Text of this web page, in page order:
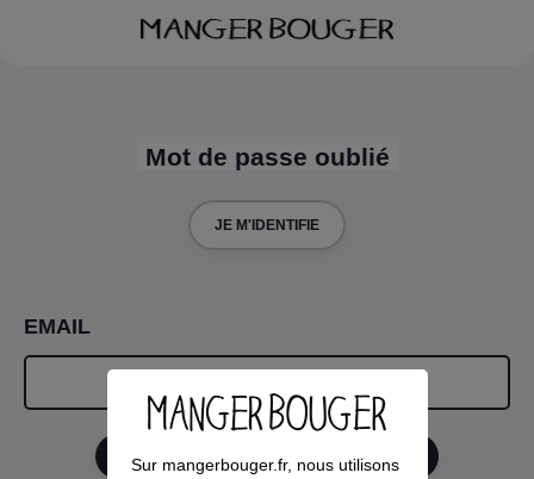
Mot de passe oublié
JE M'IDENTIFIE
EMAIL
RÉINITIALISER MON MOT DE PASSE
Sur mangerbouger.fr, nous utilisons